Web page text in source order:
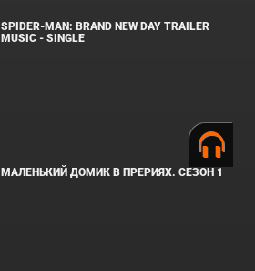
SPIDER-MAN: BRAND NEW DAY TRAILER
MUSIC - SINGLE
МАЛЕНЬКИЙ ДОМИК В ПРЕРИЯХ. СЕЗОН 1